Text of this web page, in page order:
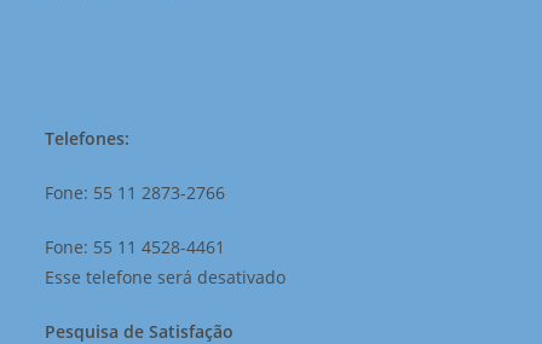
Telefones:
Fone: 55 11 2873-2766
Fone: 55 11 4528-4461
Esse telefone será desativado
Pesquisa de Satisfação